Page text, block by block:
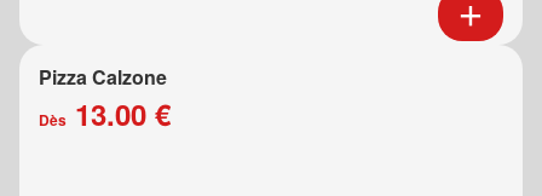
Pizza Calzone
Dès 13.00 €